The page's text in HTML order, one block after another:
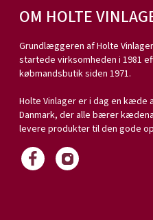
OM HOLTE
Grundlæggeren af Holte
startede virksomheden i 1981
købmandsbutik siden 1971.
Holte Vinlager er i dag en
Danmark, der alle bærer
levere produkter til den gode